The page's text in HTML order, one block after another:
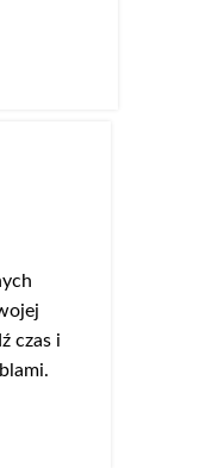
czas i